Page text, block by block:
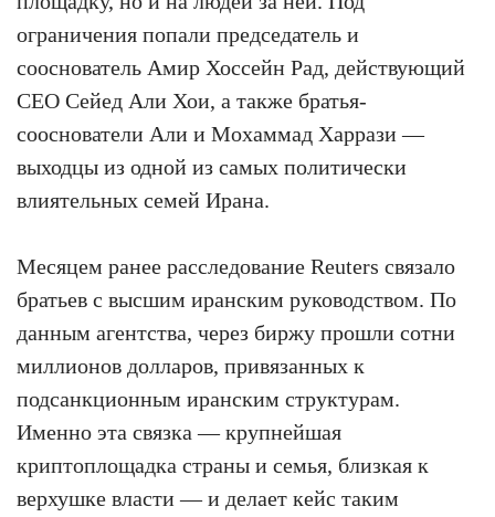
ограничения попали председатель и
сооснователь Амир Хоссейн Рад, действующий
CEO Сейед Али Хои, а также братья-
сооснователи Али и Мохаммад Харрази —
выходцы из одной из самых политически
влиятельных семей Ирана.
Месяцем ранее расследование Reuters связало
братьев с высшим иранским руководством. По
данным агентства, через биржу прошли сотни
миллионов долларов, привязанных к
подсанкционным иранским структурам.
Именно эта связка — крупнейшая
криптоплощадка страны и семья, близкая к
верхушке власти — и делает кейс таким